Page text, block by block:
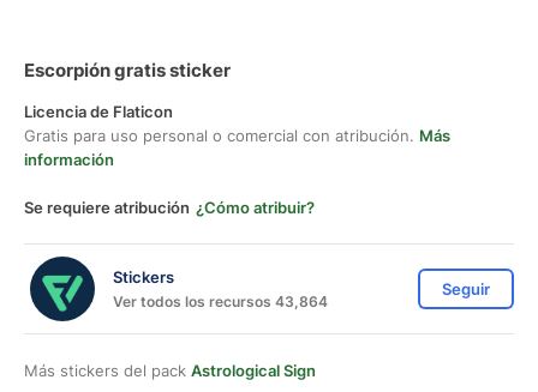
Escorpión gratis sticker
Licencia de Flaticon
Gratis para uso personal o comercial con atribución. Más
información
Se requiere atribución ¿Cómo atribuir?
Stickers
Ver todos los recursos 43,864
Seguir
Más stickers del pack Astrological Sign